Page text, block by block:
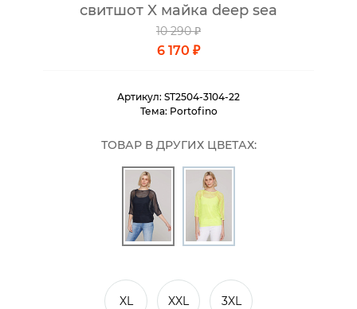
свитшот X майка deep sea
10 290 ₽
6 170 ₽
Артикул: ST2504-3104-22
Тема: Portofino
ТОВАР В ДРУГИХ ЦВЕТАХ:
XL XXL 3XL